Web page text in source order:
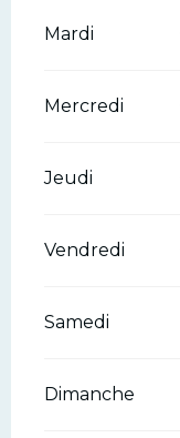
Mardi
Mercredi
Jeudi
Vendredi
Samedi
Dimanche